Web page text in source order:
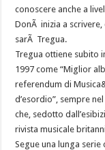
conoscere anche a
DonÃ inizia a
sarÃ Tregua.
Tregua ottiene subito
1997 come “Miglior
referendum di
d’esordio”, sempre
che, sedotto
rivista musicale
Segue una lunga